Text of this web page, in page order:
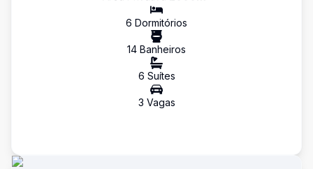
6 Dormitórios
14 Banheiros
6 Suítes
3 Vagas